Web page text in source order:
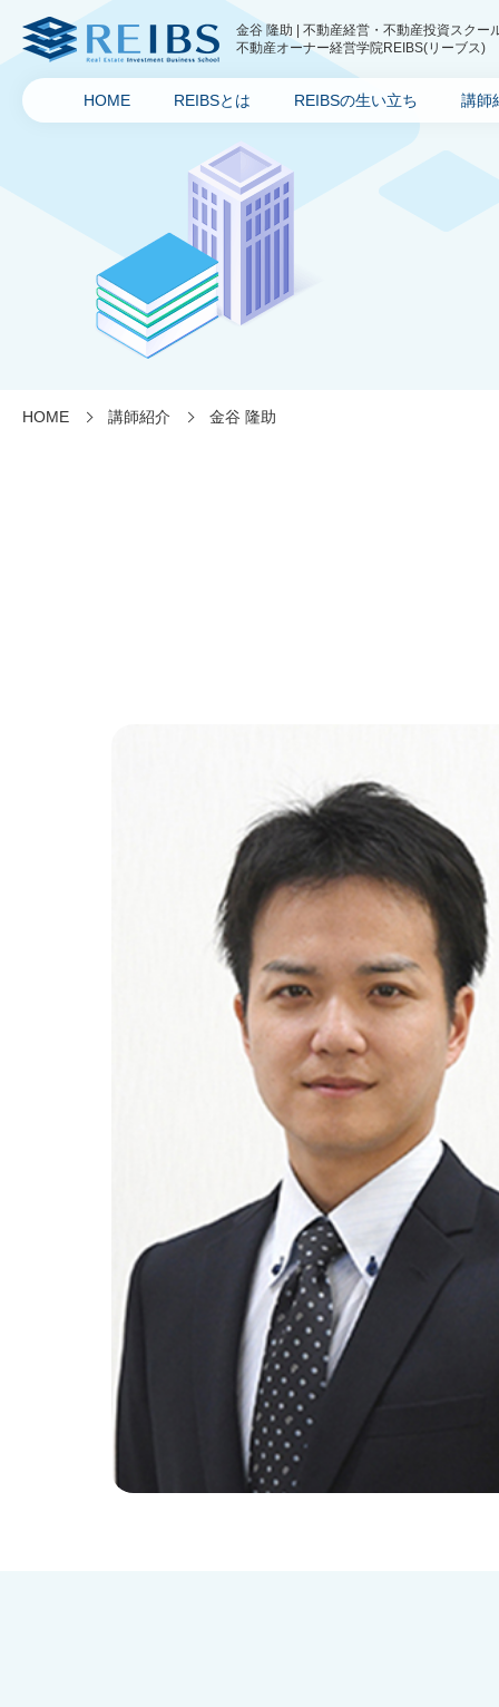
金谷 隆助 | 不動産経営・不動産投資スクー
不動産オーナー経営学院REIBS(リーブス)
HOME REIBSとは REIBSの生い立ち 講師
HOME 講師紹介 金谷 隆助